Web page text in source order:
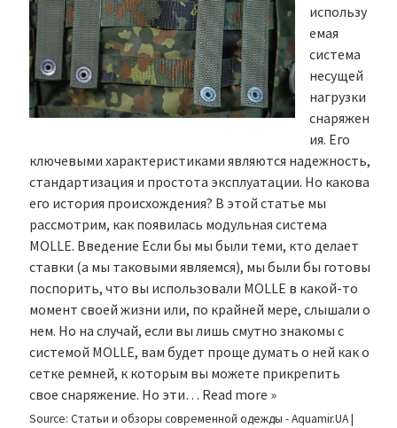
использу
емая
система
несущей
нагрузки
снаряжен
ия. Его
ключевыми характеристиками являются надежность,
стандартизация и простота эксплуатации. Но какова
его история происхождения? В этой статье мы
рассмотрим, как появилась модульная система
MOLLE. Введение Если бы мы были теми, кто делает
ставки (а мы таковыми являемся), мы были бы готовы
поспорить, что вы использовали MOLLE в какой-то
момент своей жизни или, по крайней мере, слышали о
нем. Но на случай, если вы лишь смутно знакомы с
системой MOLLE, вам будет проще думать о ней как о
сетке ремней, к которым вы можете прикрепить
свое снаряжение. Но эти… Read more »
Source: Статьи и обзоры современной одежды - Aquamir.UA|